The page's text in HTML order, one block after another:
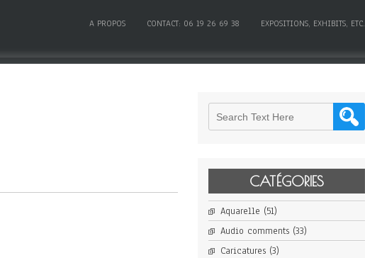
A PROPOS CONTACT: 06 19 26 69 38 EXPOSITIONS, EXHIBITS, ETC.
CATÉGORIES
Aquarelle (51)
Audio comments(33)
Caricatures(3)